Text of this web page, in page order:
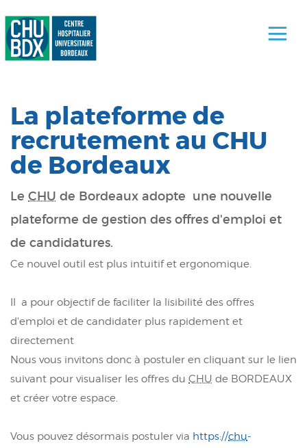
La plateforme de
recrutement au CHU
de Bordeaux
Le CHU de Bordeaux adopte une nouvelle
plateforme de gestion des offres d'emploi et
de candidatures.
Ce nouvel outil est plus intuitif et ergonomique.
Il a pour objectif de faciliter la lisibilité des offres
d'emploi et de candidater plus rapidement et
directement
Nous vous invitons donc à postuler en cliquant sur le lien
suivant pour visualiser les offres du CHU de BORDEAUX
et créer votre espace.
Vous pouvez désormais postuler via https://chu-